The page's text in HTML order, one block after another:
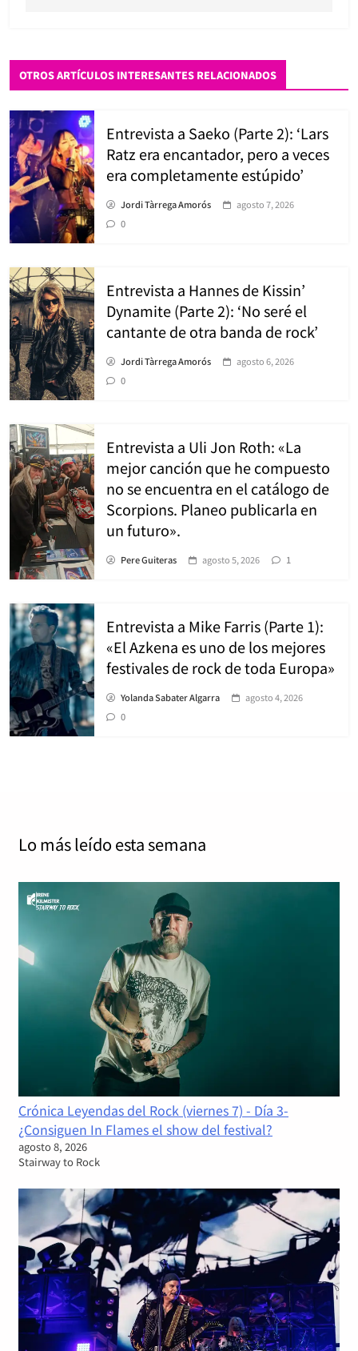
OTROS ARTÍCULOS INTERESANTES RELACIONADOS
Entrevista a Saeko (Parte 2): ‘Lars
Ratz era encantador, pero a veces
era completamente estúpido’
Jordi Tàrrega Amorós
agosto 7, 2026
0
Entrevista a Hannes de Kissin’
Dynamite (Parte 2): ‘No seré el
cantante de otra banda de rock’
Jordi Tàrrega Amorós
agosto 6, 2026
0
Entrevista a Uli Jon Roth: «La
mejor canción que he compuesto
no se encuentra en el catálogo de
Scorpions. Planeo publicarla en
un futuro».
Pere Guiteras agosto 5, 2026 1
Entrevista a Mike Farris (Parte 1):
«El Azkena es uno de los mejores
festivales de rock de toda Europa»
Yolanda Sabater Algarra
agosto 4, 2026
0
Lo más leído esta semana
Crónica Leyendas del Rock (viernes 7) - Día 3-
¿Consiguen In Flames el show del festival?
agosto 8, 2026
Stairway to Rock